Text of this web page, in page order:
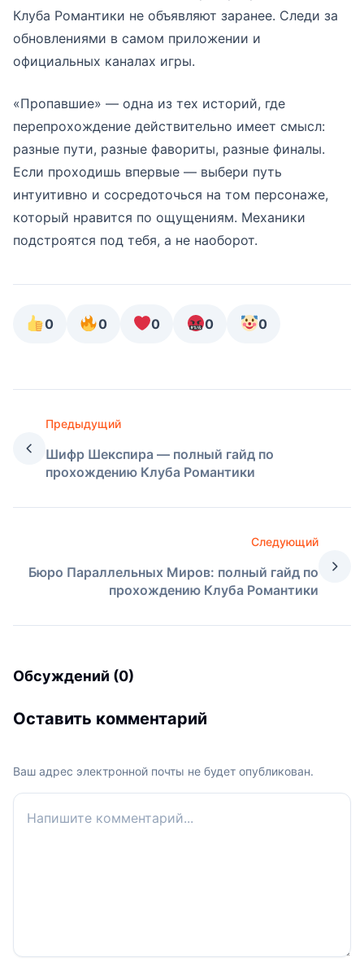
Клуба Романтики не объявляют заранее. Следи за
обновлениями в самом приложении и
официальных каналах игры.
«Пропавшие» — одна из тех историй, где
перепрохождение действительно имеет смысл:
разные пути, разные фавориты, разные финалы.
Если проходишь впервые — выбери путь
интуитивно и сосредоточься на том персонаже,
который нравится по ощущениям. Механики
подстроятся под тебя, а не наоборот.
0 0 0 0 0
Предыдущий
Шифр Шекспира — полный гайд по
прохождению Клуба Романтики
Следующий
Бюро Параллельных Миров: полный гайд по
прохождению Клуба Романтики
Обсуждений (0)
Оставить комментарий
Ваш адрес электронной почты не будет опубликован.
Ваш комментарий